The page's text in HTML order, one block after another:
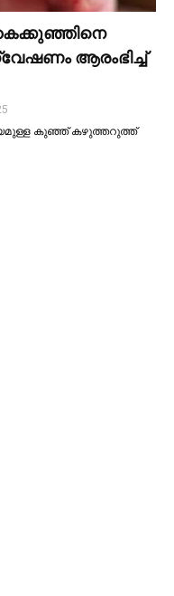
ആരംഭിച്ച്‌
കുഞ്ഞ് കഴുത്തറുത്ത്